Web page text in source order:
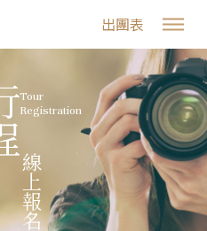
出團表
線上報名
Tour
Registration